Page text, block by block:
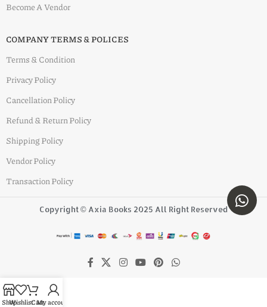
Become A Vendor
COMPANY TERMS & POLICES
Terms & Condition
Privacy Policy
Cancellation Policy
Refund & Return Policy
Shipping Policy
Vendor Policy
Transaction Policy
Copyright © Axia Books 2025 All Right Reserved
ShopWishlistCartMy account